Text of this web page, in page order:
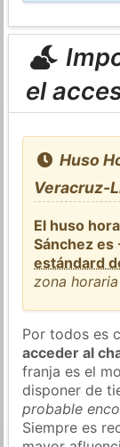
el
Huso
Veracruz-
El huso
Sánchez
estándard
zona
Por todos es
acceder al
franja es el
disponer de
probable
Siempre es